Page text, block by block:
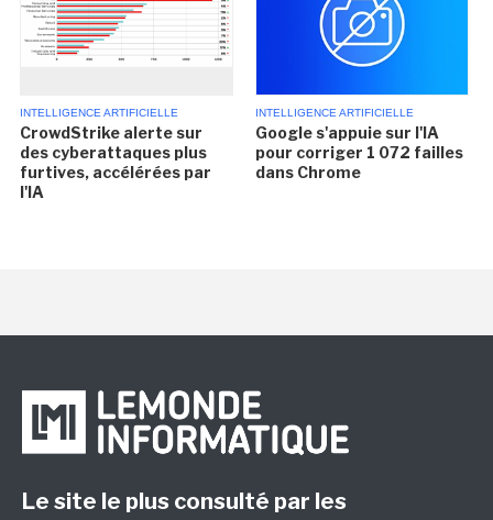
INTELLIGENCE ARTIFICIELLE
CrowdStrike alerte sur
des cyberattaques plus
furtives, accélérées par
l'IA
INTELLIGENCE ARTIFICIELLE
Google s'appuie sur l'IA
pour corriger 1 072 failles
dans Chrome
Le site le plus consulté par les